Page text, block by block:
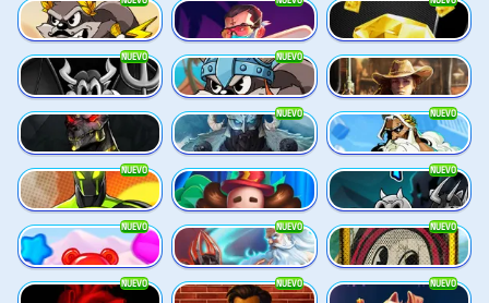
Le Zeus Miami Mayhem The Luxe
NUEVO
SixSixSix
NUEVO
Le Viking 2 Wild 2 Die
Hand of Anubis
NUEVO
Stormforged
NUEVO
Zeus Ze Zecond
NUEVO
Spinman Dork Unit
NUEVO
Pray For Six
NUEVO
Power Pops
NUEVO
Eternal Duel
NUEVO
Book Of Time
NUEVO NUEVO NUEVO